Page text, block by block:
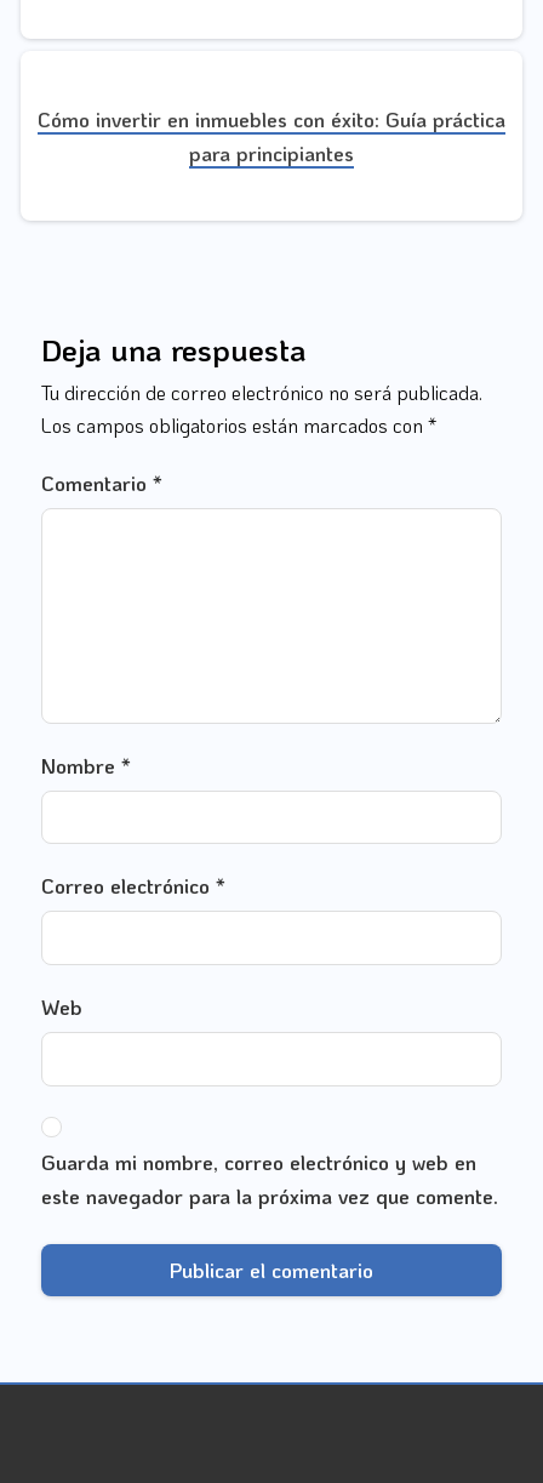
Cómo invertir en inmuebles con éxito: Guía práctica
para principiantes
Deja una respuesta
Tu dirección de correo electrónico no será publicada.
Los campos obligatorios están marcados con *
Comentario *
Nombre *
Correo electrónico *
Web
Guarda mi nombre, correo electrónico y web en
este navegador para la próxima vez que comente.